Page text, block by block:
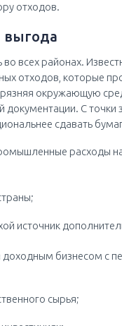
отходов.
выгода
всех районах.
отходов, которые
окружающую
документации. С точки
сдавать
расходы
источник
бизнесом с
сырья;